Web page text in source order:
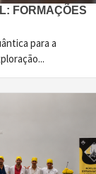
FORMAÇÕES
para a